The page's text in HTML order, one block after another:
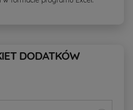
DODATKÓW